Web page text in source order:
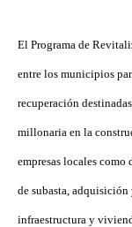
El Programa de
entre los municipios
recuperación
millonaria en la
empresas locales
de subasta,
infraestructura y